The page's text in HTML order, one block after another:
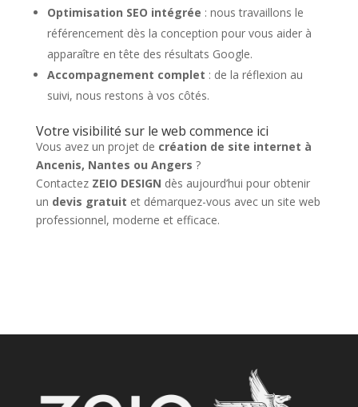
Optimisation SEO intégrée : nous travaillons le
référencement dès la conception pour vous aider à
apparaître en tête des résultats Google.
Accompagnement complet : de la réflexion au
suivi, nous restons à vos côtés.
Votre visibilité sur le web commence ici
Vous avez un projet de création de site internet à
Ancenis, Nantes ou Angers ?
Contactez ZEIO DESIGN dès aujourd’hui pour obtenir
un devis gratuit et démarquez-vous avec un site web
professionnel, moderne et efficace.